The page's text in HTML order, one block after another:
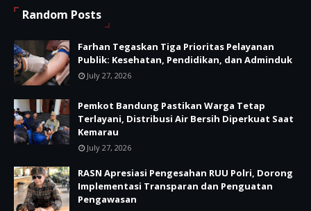
Random Posts
Farhan Tegaskan Tiga Prioritas Pelayanan
Publik: Kesehatan, Pendidikan, dan Adminduk
July 27, 2026
Pemkot Bandung Pastikan Warga Tetap
Terlayani, Distribusi Air Bersih Diperkuat Saat
Kemarau
July 27, 2026
RASN Apresiasi Pengesahan RUU Polri, Dorong
Implementasi Transparan dan Penguatan
Pengawasan